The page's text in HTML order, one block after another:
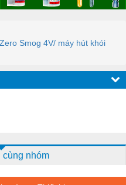
Smog 4V/ máy hút khói
cùng nhóm